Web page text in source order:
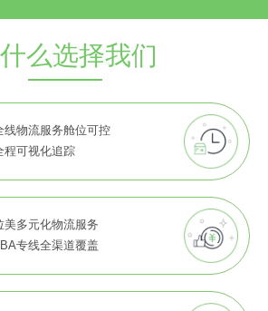
么选择我们
线物流服务舱位可控
程可视化追踪
美多元化物流服务
专线全渠道覆盖